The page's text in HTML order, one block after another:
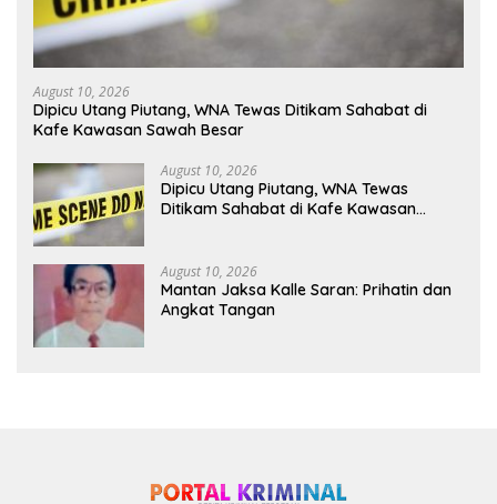
August 10, 2026
Dipicu Utang Piutang, WNA Tewas Ditikam Sahabat di
Kafe Kawasan Sawah Besar
August 10, 2026
Dipicu Utang Piutang, WNA Tewas
Ditikam Sahabat di Kafe Kawasan
August 10, 2026
Mantan Jaksa Kalle Saran: Prihatin dan
Angkat Tangan